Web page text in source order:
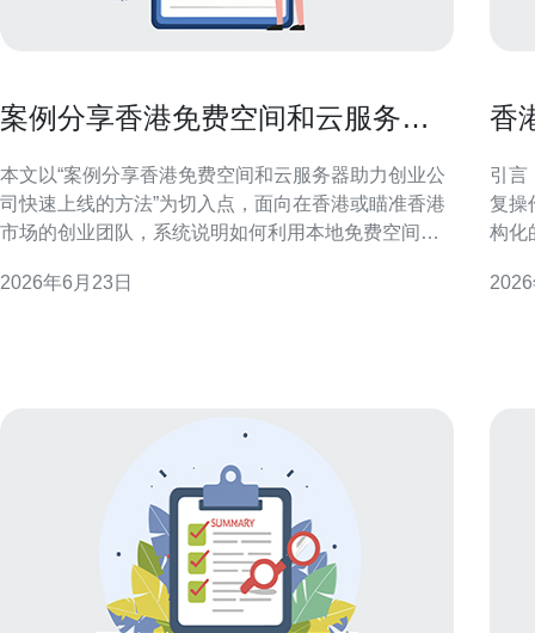
案例分享香港免费空间和云服务器
本文以“案例分享香港免费空间和云服务器助力创业公
司快速上线的方法”为切入点，面向在香港或瞄准香港
市场的创业团队，系统说明如何利用本地免费空间与
性。 为什么选择香港免费空间和云服务器 香港节点接
2026年6月23日
香
引言
复操
构化
有排